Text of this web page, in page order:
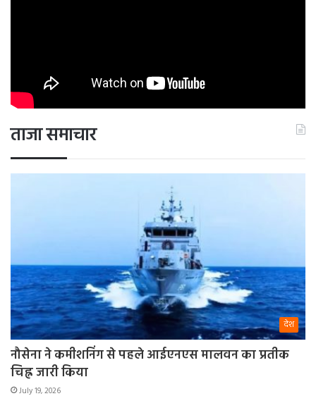
ताजा समाचार
देश
नौसेना ने कमीशनिंग से पहले आईएनएस मालवन का प्रतीक
चिह्न जारी किया
July 19, 2026